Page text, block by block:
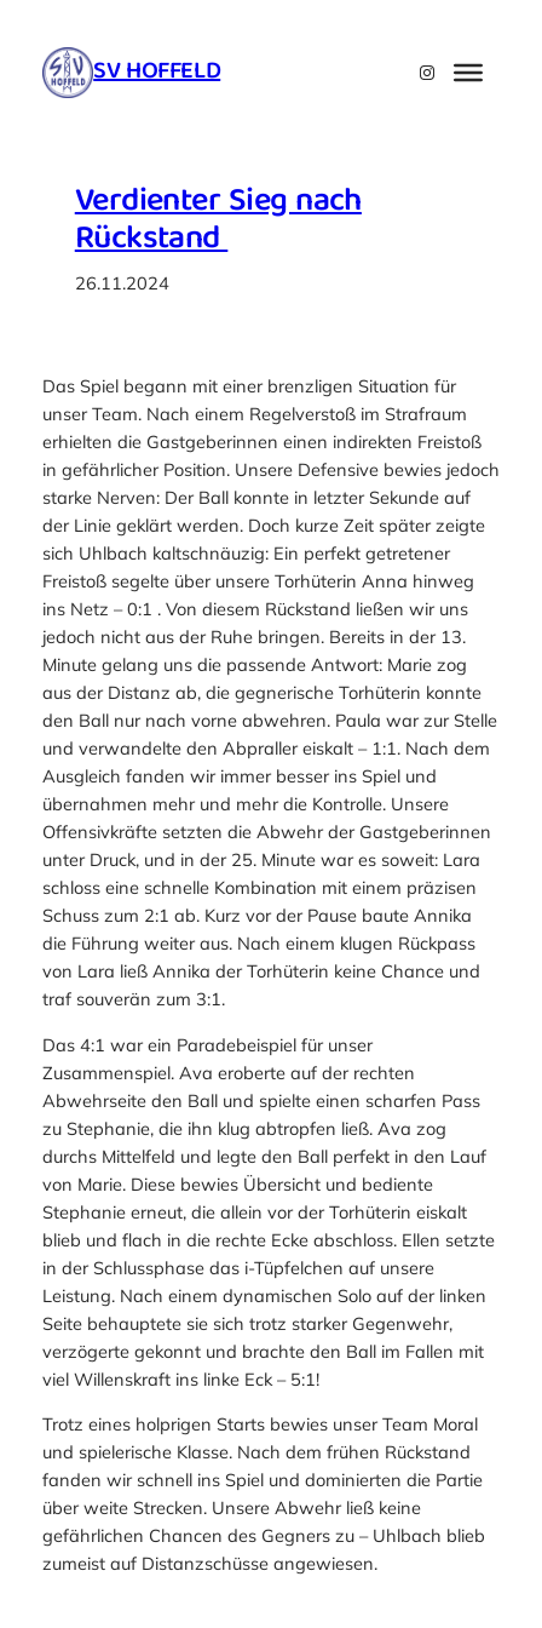
Inhalt
springen SV HOFFELD Instagram
Verdienter Sieg nach
Rückstand
26.11.2024
Das Spiel begann mit einer brenzligen Situation für
unser Team. Nach einem Regelverstoß im Strafraum
erhielten die Gastgeberinnen einen indirekten Freistoß
in gefährlicher Position. Unsere Defensive bewies jedoch
starke Nerven: Der Ball konnte in letzter Sekunde auf
der Linie geklärt werden. Doch kurze Zeit später zeigte
sich Uhlbach kaltschnäuzig: Ein perfekt getretener
Freistoß segelte über unsere Torhüterin Anna hinweg
ins Netz – 0:1 . Von diesem Rückstand ließen wir uns
jedoch nicht aus der Ruhe bringen. Bereits in der 13.
Minute gelang uns die passende Antwort: Marie zog
aus der Distanz ab, die gegnerische Torhüterin konnte
den Ball nur nach vorne abwehren. Paula war zur Stelle
und verwandelte den Abpraller eiskalt – 1:1. Nach dem
Ausgleich fanden wir immer besser ins Spiel und
übernahmen mehr und mehr die Kontrolle. Unsere
Offensivkräfte setzten die Abwehr der Gastgeberinnen
unter Druck, und in der 25. Minute war es soweit: Lara
schloss eine schnelle Kombination mit einem präzisen
Schuss zum 2:1 ab. Kurz vor der Pause baute Annika
die Führung weiter aus. Nach einem klugen Rückpass
von Lara ließ Annika der Torhüterin keine Chance und
traf souverän zum 3:1.
Das 4:1 war ein Paradebeispiel für unser
Zusammenspiel. Ava eroberte auf der rechten
Abwehrseite den Ball und spielte einen scharfen Pass
zu Stephanie, die ihn klug abtropfen ließ. Ava zog
durchs Mittelfeld und legte den Ball perfekt in den Lauf
von Marie. Diese bewies Übersicht und bediente
Stephanie erneut, die allein vor der Torhüterin eiskalt
blieb und flach in die rechte Ecke abschloss. Ellen setzte
in der Schlussphase das i-Tüpfelchen auf unsere
Leistung. Nach einem dynamischen Solo auf der linken
Seite behauptete sie sich trotz starker Gegenwehr,
verzögerte gekonnt und brachte den Ball im Fallen mit
viel Willenskraft ins linke Eck – 5:1!
Trotz eines holprigen Starts bewies unser Team Moral
und spielerische Klasse. Nach dem frühen Rückstand
fanden wir schnell ins Spiel und dominierten die Partie
über weite Strecken. Unsere Abwehr ließ keine
gefährlichen Chancen des Gegners zu – Uhlbach blieb
zumeist auf Distanzschüsse angewiesen.